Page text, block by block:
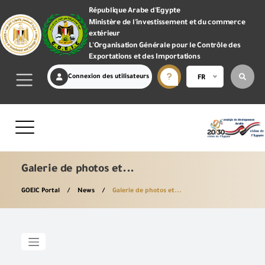
République Arabe d'Egypte
Ministère de l'investissement et du commerce
extérieur
L'Organisation Générale pour le Contrôle des
Exportations et des Importations
Connexion des utilisateurs FR
Galerie de photos et...
GOEIC Portal News Galerie de photos et...